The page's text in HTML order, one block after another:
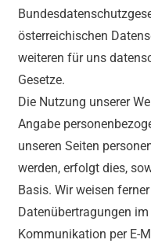
österreichischen
weiteren für uns
Gesetze.
Die Nutzung unserer
Angabe
unseren Seiten
werden, erfolgt dies,
Basis. Wir weisen
Datenübertragungen
Kommunikation per E-